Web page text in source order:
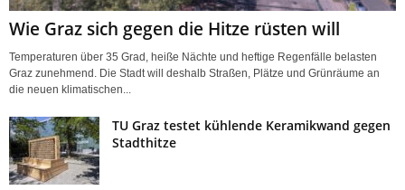
Wie Graz sich gegen die Hitze rüsten will
Temperaturen über 35 Grad, heiße Nächte und heftige Regenfälle belasten
Graz zunehmend. Die Stadt will deshalb Straßen, Plätze und Grünräume an
die neuen klimatischen...
TU Graz testet kühlende Keramikwand gegen
Stadthitze